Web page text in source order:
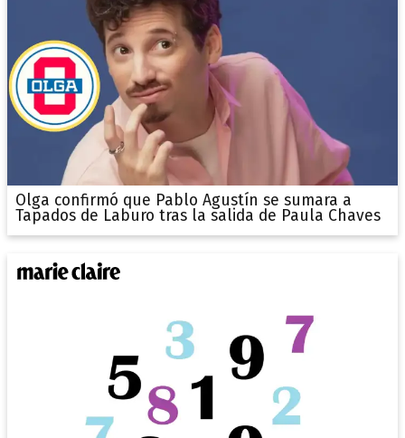
Olga confirmó que Pablo Agustín se sumara a
Tapados de Laburo tras la salida de Paula Chaves